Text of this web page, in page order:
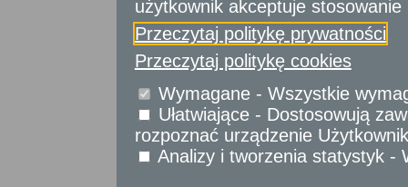
użytkownik akceptuje stosowanie
Przeczytaj politykę prywatności
Przeczytaj politykę cookies
Wymagane - Wszystkie
Ułatwiające - Dostosowują
rozpoznać urządzenie
Analizy i tworzenia statystyk -